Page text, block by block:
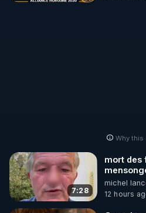
Why this
7:28
mort des
michel
12 hours